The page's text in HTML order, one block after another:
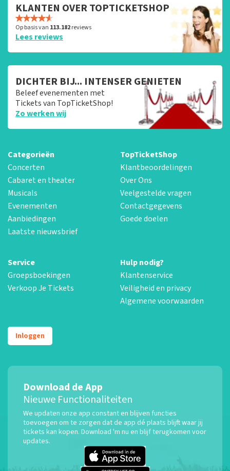
KLANTEN OVER TOPTICKETSHOP
Op basis van 113.182reviews
Lees reviews
DICHTER BIJ... INTENSER GENIETEN
Beleef evenementen met
Tickets van TopTicketShop!
Zo werken wij
Categorieën
Concerten
Cabaret en theater
Musicals
Evenementen
Aanbiedingen
Laatste nieuwsbrief
TopTicketShop
Klantbeoordelingen
Over Ons
Veelgestelde vragen
Contactgegevens
Goede doelen
Service
Groepsboekingen
Verkoop Je Tickets
Hulp nodig?
Klantenservice
Veiligheid en privacy
Algemene voorwaarden
Inloggen
Download de App
Nieuwe Functionaliteiten
We updaten onze app constant en blijven functies
toevoegen om te zorgen dat de app dé plaats blijft waar jij
tickets kan kopen. Download 'm nu en blijf terugkomen voor
updates.